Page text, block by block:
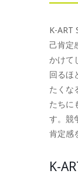
K-ART
己肯定
かけて
回るほ
たくな
たちに
す。競
肯定感
K-